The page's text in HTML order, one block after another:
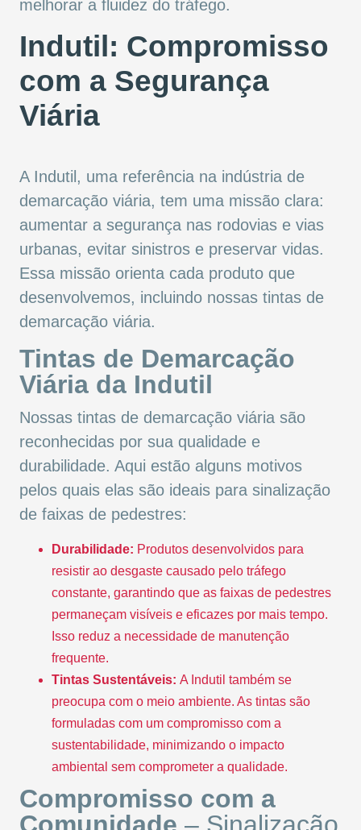
melhorar a fluidez do tráfego.
Indutil: Compromisso
com a Segurança
Viária
A Indutil, uma referência na indústria de
demarcação viária, tem uma missão clara:
aumentar a segurança nas rodovias e vias
urbanas, evitar sinistros e preservar vidas.
Essa missão orienta cada produto que
desenvolvemos, incluindo nossas tintas de
demarcação viária.
Tintas de Demarcação
Viária da Indutil
Nossas tintas de demarcação viária são
reconhecidas por sua qualidade e
durabilidade. Aqui estão alguns motivos
pelos quais elas são ideais para sinalização
de faixas de pedestres:
Durabilidade: Produtos desenvolvidos para
resistir ao desgaste causado pelo tráfego
constante, garantindo que as faixas de pedestres
permaneçam visíveis e eficazes por mais tempo.
Isso reduz a necessidade de manutenção
frequente.
Tintas Sustentáveis: A Indutil também se
preocupa com o meio ambiente. As tintas são
formuladas com um compromisso com a
sustentabilidade, minimizando o impacto
ambiental sem comprometer a qualidade.
Compromisso com a